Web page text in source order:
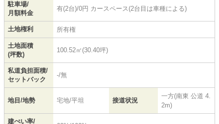
駐車場/
月額料金
有(2台)/0円 カースペース(2台目は車種による)
土地権利 所有権
土地面積
(坪数)
100.52㎡(30.40坪)
私道負担面積/
セットバック
-/無
地目/地勢 宅地/平坦 接道状況
一方(南東 公道 4.
2m)
建ぺい率/